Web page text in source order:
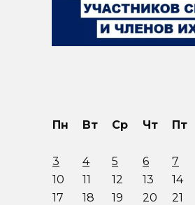
Пн Вт Ср Чт Пт
3
4 5 6 7
10
11 12 13 14
17
18 19 20 21